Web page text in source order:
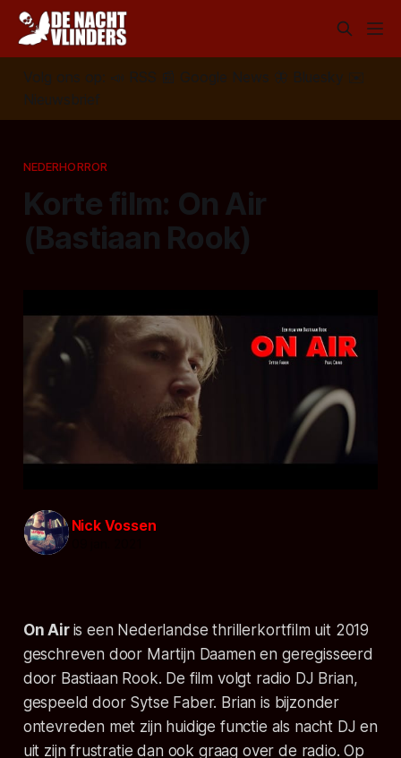
Volg ons op: 📣 RSS 📰 Google News 🦋 Bluesky
✉️
Nieuwsbrief
NEDERHORROR
Korte film: On Air
(Bastiaan Rook)
Nick Vossen
On Air is een Nederlandse thrillerkortfilm uit 2019
geschreven door Martijn Daamen en geregisseerd
door Bastiaan Rook. De film volgt radio DJ Brian,
gespeeld door Sytse Faber. Brian is bijzonder
ontevreden met zijn huidige functie als nacht DJ en
uit zijn frustratie dan ook graag over de radio. Op